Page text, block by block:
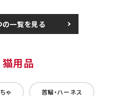
の一覧を見る
猫用品
ゃ 首輪・ハーネス